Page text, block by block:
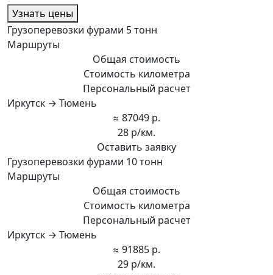
Узнать цены
Грузоперевозки фурами 5 тонн
Маршруты
Общая стоимость
Стоимость километра
Персональный расчет
Иркутск → Тюмень
≈ 87049 р.
28 р/км.
Оставить заявку
Грузоперевозки фурами 10 тонн
Маршруты
Общая стоимость
Стоимость километра
Персональный расчет
Иркутск → Тюмень
≈ 91885 р.
29 р/км.